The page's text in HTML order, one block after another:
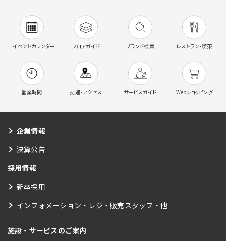
イベントカレンダー フロアガイド ブランド検索 レストラン・喫茶
営業時間 交通・アクセス サービスガイド Webショッピング
企業情報
決算公告
採用情報
新卒採用
インフォメーション・レジ・販売スタッフ・他
施設・サービスのご案内